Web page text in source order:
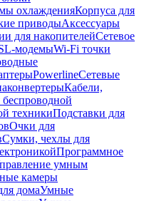
охлажденияКорпуса для
приводыАксессуары
для накопителейСетевое
модемыWi-Fi точки
PowerlineСетевые
Кабели,
техникиПодставки для
Очки для
Сумки, чехлы для
Программное
умным
камеры
домаУмные